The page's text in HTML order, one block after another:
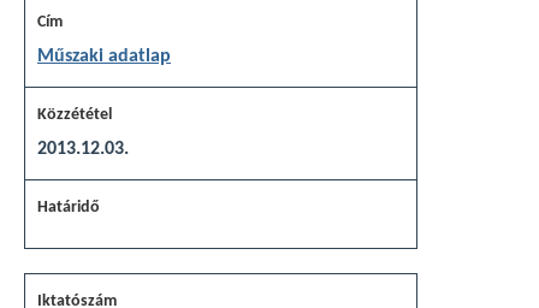
Műszaki adatlap
2013.12.03.